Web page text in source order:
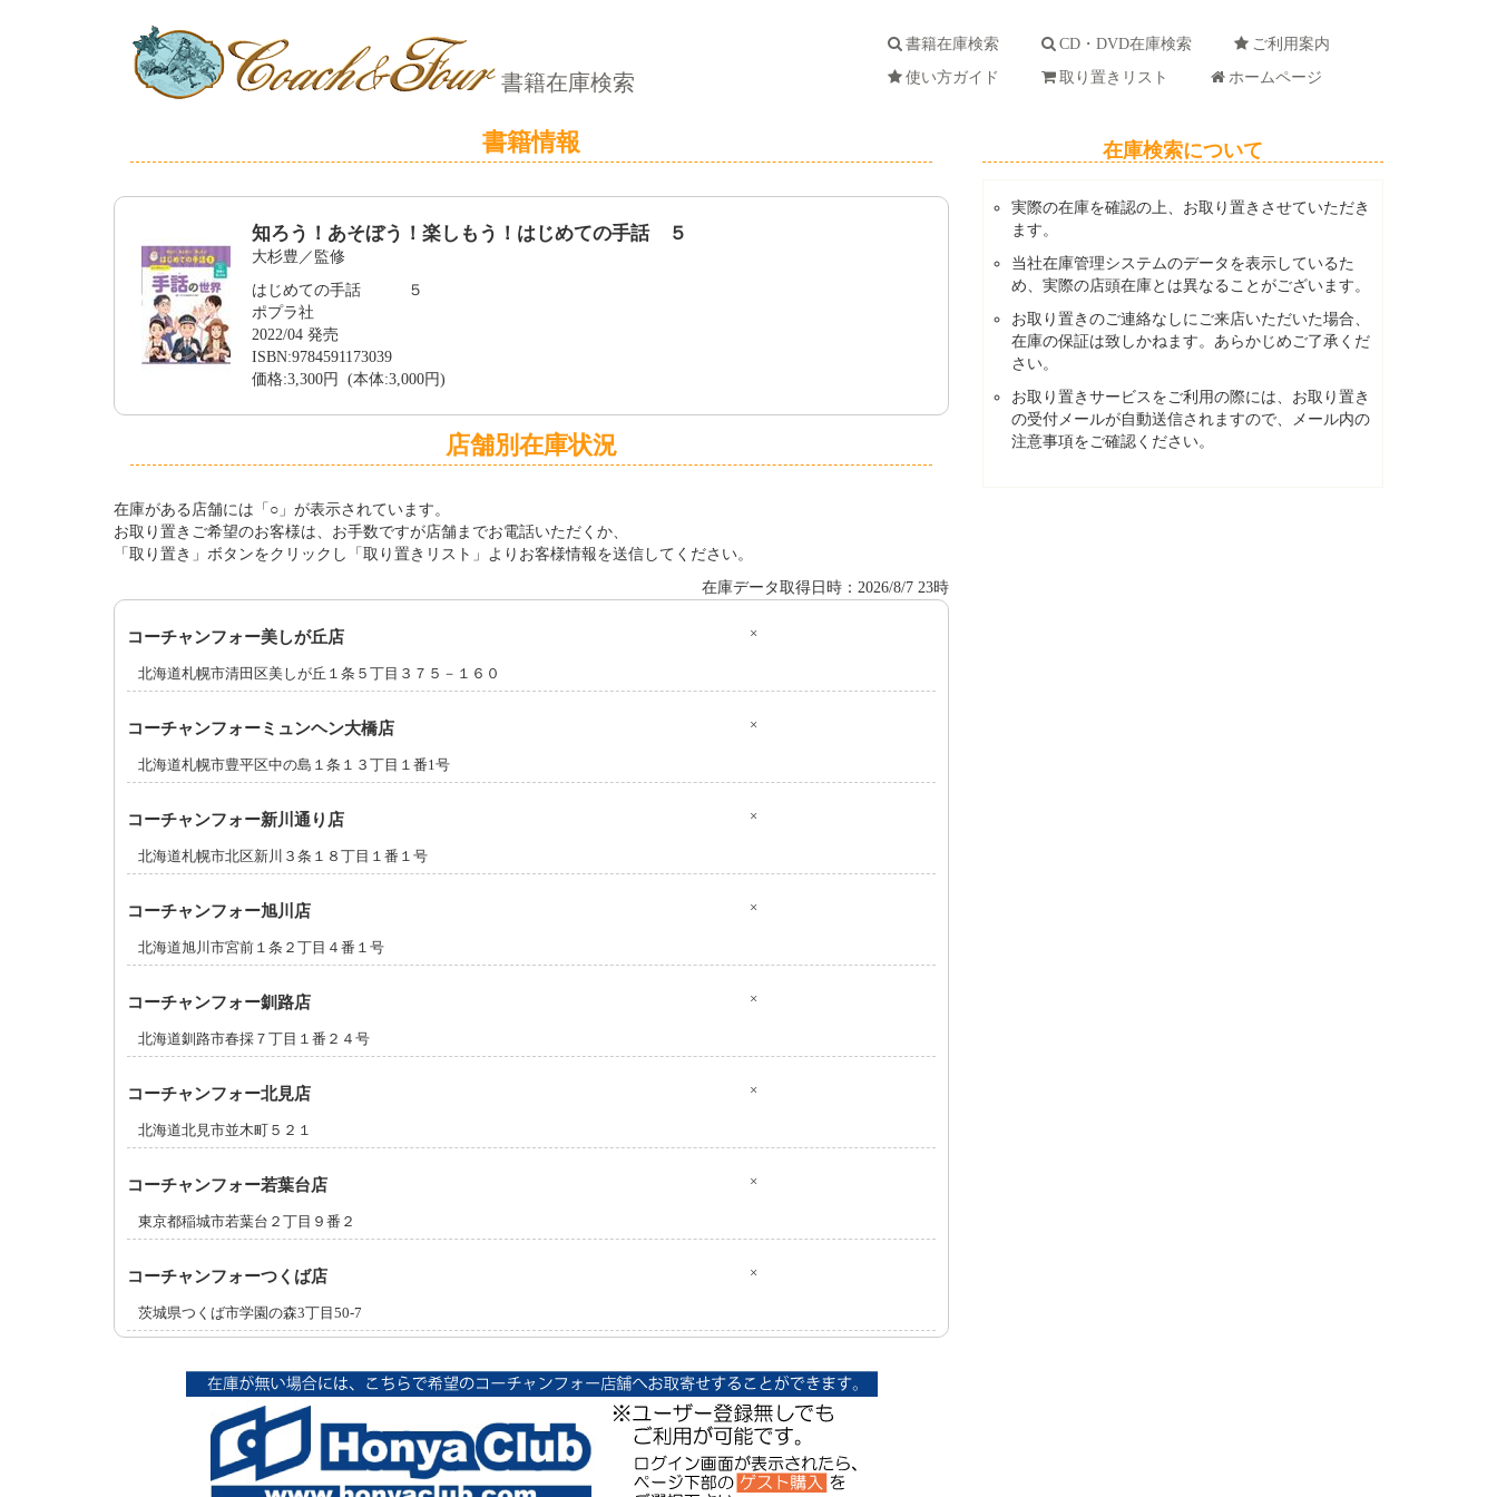
書籍在庫検索
書籍在庫検索 CD・DVD在庫検索
ご利用案内
使い方ガイド
取り置きリスト ホームページ
書籍情報
知ろう！あそぼう！楽しもう！はじめての手話 ５
大杉豊／監修
はじめての手話 ５
ポプラ社
2022/04 発売
ISBN:9784591173039
価格:3,300円 (本体:3,000円)
店舗別在庫状況
在庫がある店舗には「○」が表示されています。
お取り置きご希望のお客様は、お手数ですが店舗までお電話いただくか、
「取り置き」ボタンをクリックし「取り置きリスト」よりお客様情報を送信してください。
在庫データ取得日時：2026/8/7 23時
コーチャンフォー美しが丘店 ×
北海道札幌市清田区美しが丘１条５丁目３７５－１６０
コーチャンフォーミュンヘン大橋店 ×
北海道札幌市豊平区中の島１条１３丁目１番1号
コーチャンフォー新川通り店 ×
北海道札幌市北区新川３条１８丁目１番１号
コーチャンフォー旭川店 ×
北海道旭川市宮前１条２丁目４番１号
コーチャンフォー釧路店 ×
北海道釧路市春採７丁目１番２４号
コーチャンフォー北見店 ×
北海道北見市並木町５２１
コーチャンフォー若葉台店 ×
東京都稲城市若葉台２丁目９番２
コーチャンフォーつくば店 ×
茨城県つくば市学園の森3丁目50-7
在庫検索について
実際の在庫を確認の上、お取り置きさせていただき
ます。
当社在庫管理システムのデータを表示しているた
め、実際の店頭在庫とは異なることがございます。
お取り置きのご連絡なしにご来店いただいた場合、
在庫の保証は致しかねます。あらかじめご了承くだ
さい。
お取り置きサービスをご利用の際には、お取り置き
の受付メールが自動送信されますので、メール内の
注意事項をご確認ください。